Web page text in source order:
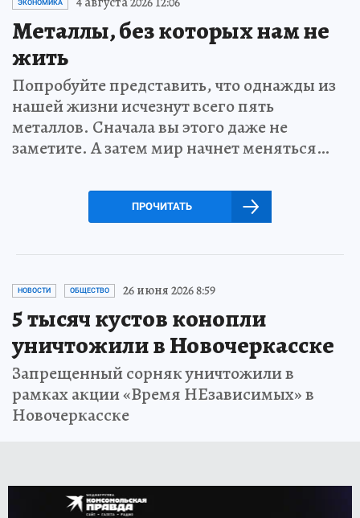
ЭКОНОМИКА
Металлы, без которых нам не
жить
Попробуйте представить, что однажды из
нашей жизни исчезнут всего пять
металлов. Сначала вы этого даже не
заметите. А затем мир начнет меняться…
ПРОЧИТАТЬ
НОВОСТИ ОБЩЕСТВО 26 июня 2026 8:59
5 тысяч кустов конопли
уничтожили в Новочеркасске
Запрещенный сорняк уничтожили в
рамках акции «Время НЕзависимых» в
Новочеркасске